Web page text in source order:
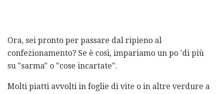
Ora, sei pronto per passare dal ripieno al
confezionamento? Se è così, impariamo un po 'di più
su "sarma" o "cose ​​incartate".
Molti piatti avvolti in foglie di vite o in altre verdure a